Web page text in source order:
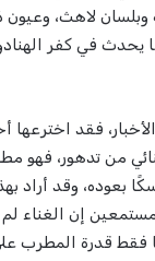
وبلسان لاهث،
يحدث في كفر
فقد اخترعها
من تدهور، فهو
بعوده، وقد أراد
إن الغناء
فقط قدرة المطرب